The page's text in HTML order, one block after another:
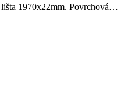
lišta 1970x22mm. Povrchová…